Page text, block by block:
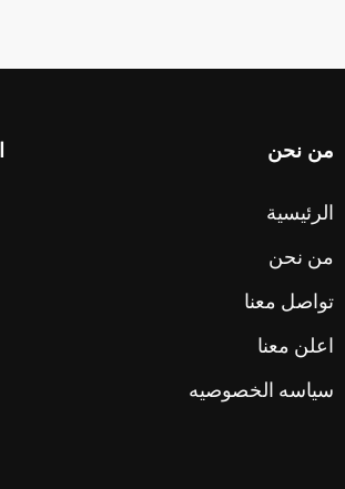
من نحن
الرئيسية
من نحن
تواصل معنا
اعلن معنا
سياسه الخصوصيه